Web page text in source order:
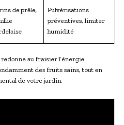
de prêle,
Pulvérisations
préventives, limiter
humidité
au fraisier l’énergie
des fruits sains, tout en
de votre jardin.